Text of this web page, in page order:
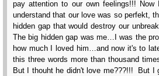
pay attention to our own feelings!!! Now
understand that our love was so perfekt,
hidden gap that would destroy our
The big hidden gap was me…I was the
how much I loved him…and now it's to
this three words more than thousand
But I thouht he didn't love me???!!! But